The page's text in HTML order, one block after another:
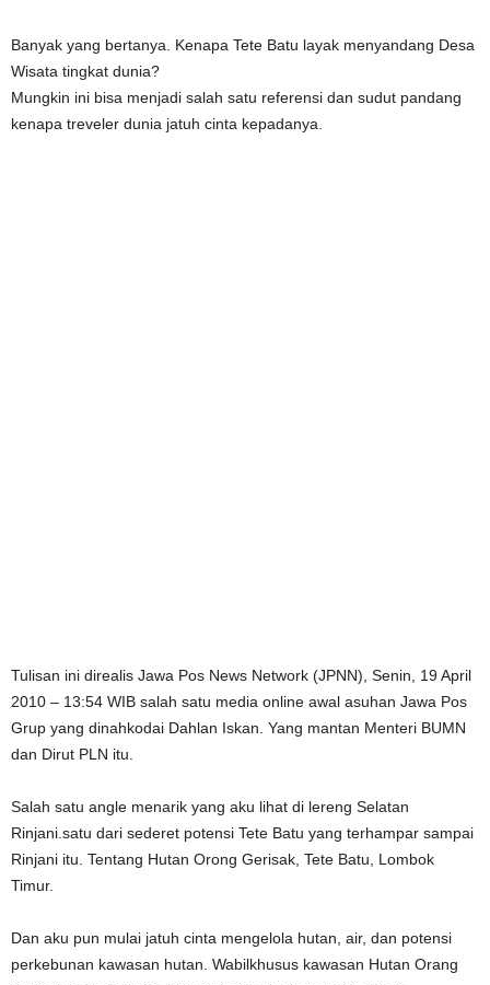
Banyak yang bertanya. Kenapa Tete Batu layak menyandang Desa
Wisata tingkat dunia?
Mungkin ini bisa menjadi salah satu referensi dan sudut pandang
kenapa treveler dunia jatuh cinta kepadanya.
Tulisan ini direalis Jawa Pos News Network (JPNN), Senin, 19 April
2010 – 13:54 WIB salah satu media online awal asuhan Jawa Pos
Grup yang dinahkodai Dahlan Iskan. Yang mantan Menteri BUMN
dan Dirut PLN itu.
Salah satu angle menarik yang aku lihat di lereng Selatan
Rinjani.satu dari sederet potensi Tete Batu yang terhampar sampai
Rinjani itu. Tentang Hutan Orong Gerisak, Tete Batu, Lombok
Timur.
Dan aku pun mulai jatuh cinta mengelola hutan, air, dan potensi
perkebunan kawasan hutan. Wabilkhusus kawasan Hutan Orang